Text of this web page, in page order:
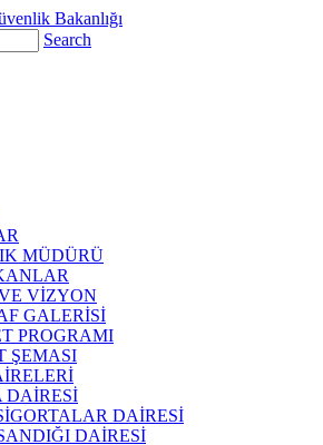
Search
MÜDÜRÜ
VİZYON
GALERİSİ
PROGRAMI
ŞEMASI
DAİRESİ
DAİRESİ
DAİRESİ